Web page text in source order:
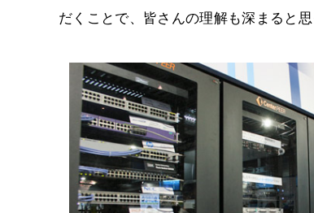
だくことで、皆さんの理解も深まると